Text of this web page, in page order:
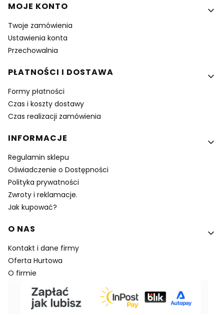
MOJE KONTO
Twoje zamówienia
Ustawienia konta
Przechowalnia
PŁATNOŚCI I DOSTAWA
Formy płatności
Czas i koszty dostawy
Czas realizacji zamówienia
INFORMACJE
Regulamin sklepu
Oświadczenie o Dostępności
Polityka prywatności
Zwroty i reklamacje.
Jak kupować?
O NAS
Kontakt i dane firmy
Oferta Hurtowa
O firmie